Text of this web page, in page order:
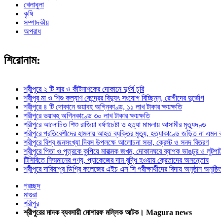
খেলাধুলা
কৃষি
সম্পাদকীয়
অপরাধ
শিরোনাম:
শ্রীপুরে ২ টি সার ও কীটনাশকের দোকানে দুর্ধর্ষ চুরি
শ্রীপুর মা ও শিশু কল্যাণ কেন্দ্রের বিদ্যুৎ সংযোগ বিচ্ছিন্ন, রোগীদের দুর্ভোগ
শ্রীপুরে ৪ টি দোকানে ভয়াবহ অগ্নিকাণ্ড, ১১ লাখ টাকার ক্ষয়ক্ষতি
শ্রীপুরে ভয়াবহ অগ্নিকাণ্ডে ৩০ লাখ টাকার ক্ষয়ক্ষতি
শ্রীপুরে আলোচিত শিশু রাজিয়া ধর্ষণচেষ্টা ও হত্যা মামলায় আসামীর মৃত্যুদণ্ড
শ্রীপুরে প্রতিবেশীদের হামলায় আহত ব্যক্তির মৃত্যু, হত্যাকাণ্ডে জড়িত না এমন
শ্রীপুরে বিশ্ব জনসংখ্যা দিবস উপলক্ষে আলোচনা সভা, ক্রেস্ট ও সনদ বিতরণ
শ্রীপুরে পিতা ও পুত্রকে কুপিয়ে মারাত্মক জখম, দোকানঘরে ব্যাপক ভাঙচুর ও
টিসিবিতে নিম্মমানের পণ্য, প্যাকেজের দাম বৃদ্ধি হওয়ায় ক্রেতাদের অসন্তোষ
শ্রীপুরে দারিয়াপুর ডিগ্রি কলেজের এইচ এস সি পরীক্ষার্থীদের বিদায় অনুষ্ঠান
প্রচ্ছদ
মাগুরা
শ্রীপুর
শ্রীপুরের মাদক ব্যবসায়ী মোশারফ মল্লিক আটক। Magura news